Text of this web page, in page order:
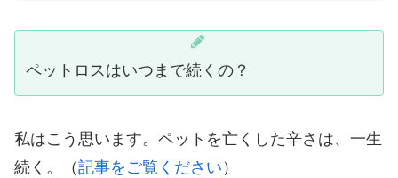
ペットロスはいつまで続くの？
私はこう思います。ペットを亡くした辛さは、一生
続く。（記事をご覧ください ）